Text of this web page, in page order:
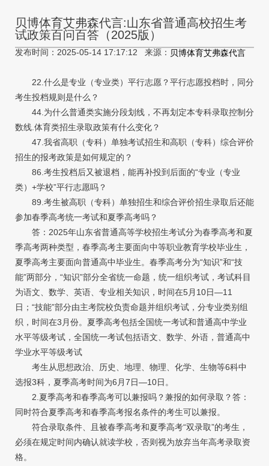
贝博体育艾弗森代言:山东省普通高校招生考
试政策百问百答（2025版）
发布时间：2025-05-14 17:17:12 来源： 贝博体育艾弗森代言
22.什么是专业（专业类）平行志愿？平行志愿投档时，同分
考生投档规则是什么？
44.为什么普通类实施分段划线，不再划定本专科录取控制分
数线.体育类招生录取政策有什么变化？
47.我省高职（专科）单独考试招生和高职（专科）综合评价
招生的报考政策是如何规定的？
86.考生投档后又被退档，能再补投到后面的“专业（专业
类）+学校”平行志愿吗？
89.考生被高职（专科）单独招生和综合评价招生录取后还能
参加春季高考统一考试和夏季高考吗？
答：2025年山东省普通高等学校招生考试分为春季高考和夏
季高考两种类型，春季高考主要面向中等职业教育学校毕业生，
夏季高考主要面向普通高中毕业生。春季高考分为“知识”和“技
能”两部分，“知识”部分全省统一命题，统一组织考试，考试科目
为语文、数学、英语、专业相关知识，时间在5月10日—11
日；“技能”部分由主考院校负责命题并组织考试，分专业类别组
织，时间在3月份。夏季高考包括全国统一考试和普通高中学业
水平等级考试，全国统一考试包括语文、数学、外语，普通高中
学业水平等级考试
考生从思想政治、历史、地理、物理、化学、生物等6科中
选报3科，夏季高考时间为6月7日—10日。
2.夏季高考和春季高考可以兼报吗？兼报的如何录取？答：
同时符合夏季高考和春季高考报名条件的考生可以兼报。
符合录取条件、且被春季高考和夏季高考“双录取”的考生，
必须在规定时间内确认就读学校，否则视为放弃当年高考录取资
格。